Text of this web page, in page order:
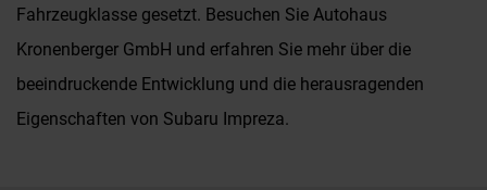
Fahrzeugklasse gesetzt. Besuchen Sie Autohaus
Kronenberger GmbH und erfahren Sie mehr über die
beeindruckende Entwicklung und die herausragenden
Eigenschaften von Subaru Impreza.